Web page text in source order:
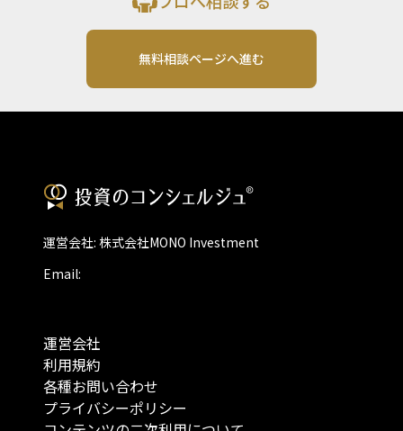
無料相談ページへ進む
運営会社: 株式会社MONO Investment
Email:
運営会社
利用規約
各種お問い合わせ
プライバシーポリシー